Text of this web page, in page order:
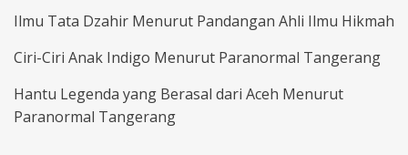
Ilmu Tata Dzahir Menurut Pandangan Ahli Ilmu Hikmah
Ciri-Ciri Anak Indigo Menurut Paranormal Tangerang
Hantu Legenda yang Berasal dari Aceh Menurut
Paranormal Tangerang